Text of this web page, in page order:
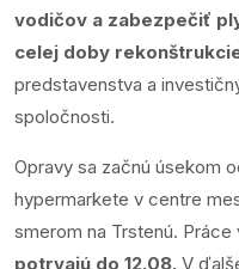
vodičov a zabezpečiť
celej doby
predstavenstva a
spoločnosti.
Opravy sa začnú úsekom
hypermarkete v centre
smerom na Trstenú. Práce
potrvajú do 12.08. V